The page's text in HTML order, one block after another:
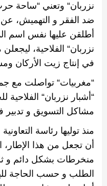
نزربان“‬ وتعني “ساحة
ضد
أطلقن عليها نفس اسم ‬المنطقة
نزربان“‬ الفلاحية‫، ليجعلن
في إنتاج زيت الأركان
“مغربيات“‬ تواصلت مع
“ أشبار نزربان“ الفلاحية
مشاكل التسويق و تدبير
منذ توليها رئاسة
أن تجعل من هذا
منخرطات بشكل دائم و
الطلب و حسب الحاجة